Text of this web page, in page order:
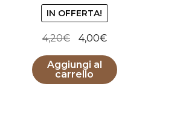
IN OFFERTA!
4,20€
originale
era:
4,00€Il
attuale
è:
Aggiungi al
carrello